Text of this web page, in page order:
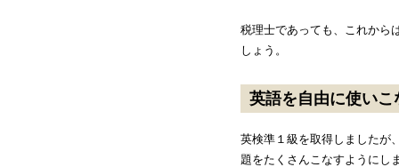
税理士であっても、これから
しょう。
英語を自由に使いこ
英検準１級を取得しましたが
題をたくさんこなすようにし